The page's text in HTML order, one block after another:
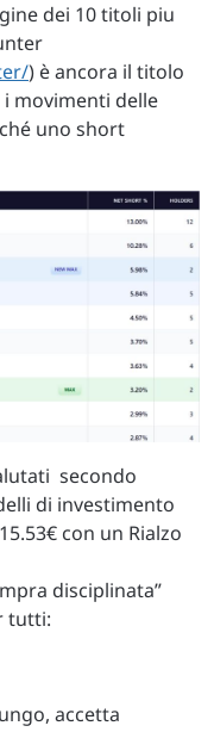
dei 10 titoli piu
) è ancora il titolo
movimenti delle
uno short
secondo
di investimento
con un Rialzo
disciplinata”
tutti:
accetta